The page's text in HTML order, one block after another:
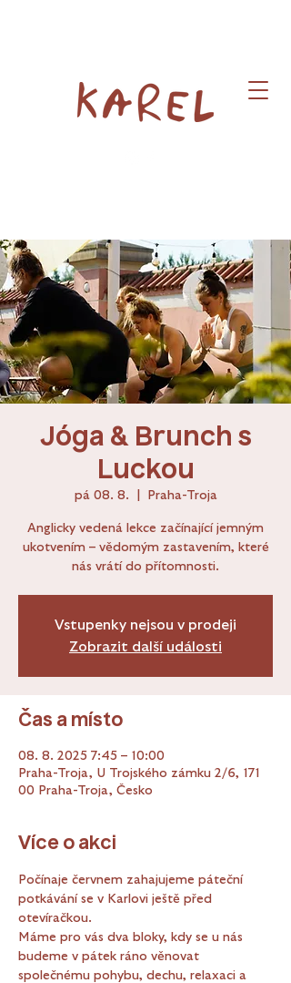
Jóga & Brunch s
Luckou
pá 08. 8. Praha-Troja
Anglicky vedená lekce začínající jemným
ukotvením – vědomým zastavením, které
nás vrátí do přítomnosti.
Vstupenky nejsou v prodeji
Zobrazit další události
Čas a místo
08. 8. 2025 7:45 – 10:00
Praha-Troja, U Trojského zámku 2/6, 171
00 Praha-Troja, Česko
Více o akci
Počínaje červnem zahajujeme páteční
potkávání se v Karlovi ještě před
otevíračkou.
Máme pro vás dva bloky, kdy se u nás
budeme v pátek ráno věnovat
společnému pohybu, dechu, relaxaci a